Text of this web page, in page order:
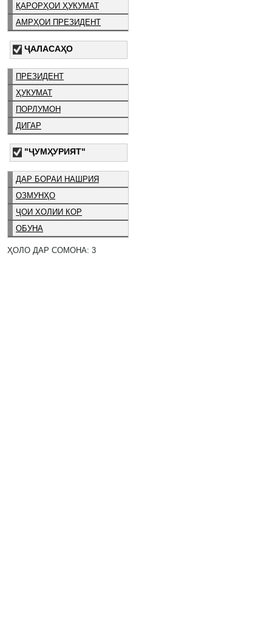
ҚАРОРҲОИ ҲУКУМАТ
АМРҲОИ ПРЕЗИДЕНТ
ҶАЛАСАҲО
ПРЕЗИДЕНТ
ҲУКУМАТ
ПОРЛУМОН
ДИГАР
"ҶУМҲУРИЯТ"
ДАР БОРАИ НАШРИЯ
ОЗМУНҲО
ҶОИ ХОЛИИ КОР
ОБУНА
ҲОЛО ДАР СОМОНА: 3